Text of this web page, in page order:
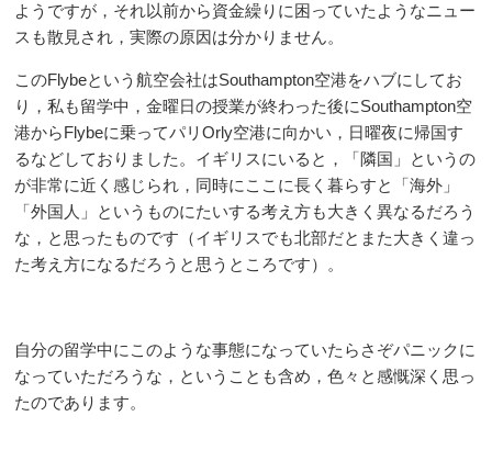
ようですが，それ以前から資金繰りに困っていたようなニュー
スも散見され，実際の原因は分かりません。
このFlybeという航空会社はSouthampton空港をハブにしてお
り，私も留学中，金曜日の授業が終わった後にSouthampton空
港からFlybeに乗ってパリOrly空港に向かい，日曜夜に帰国す
るなどしておりました。イギリスにいると，「隣国」というの
が非常に近く感じられ，同時にここに長く暮らすと「海外」
「外国人」というものにたいする考え方も大きく異なるだろう
な，と思ったものです（イギリスでも北部だとまた大きく違っ
た考え方になるだろうと思うところです）。
自分の留学中にこのような事態になっていたらさぞパニックに
なっていただろうな，ということも含め，色々と感慨深く思っ
たのであります。